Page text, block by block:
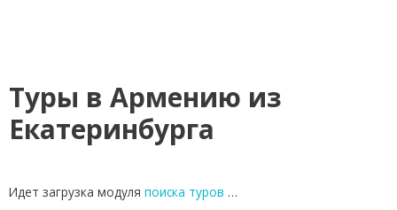
Туры в Армению из
Екатеринбурга
Идет загрузка модуля поиска туров …